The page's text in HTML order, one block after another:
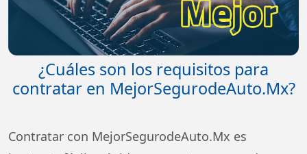
¿Cuáles son los requisitos para
contratar en MejorSegurodeAuto.Mx?
Contratar con MejorSegurodeAuto.Mx es